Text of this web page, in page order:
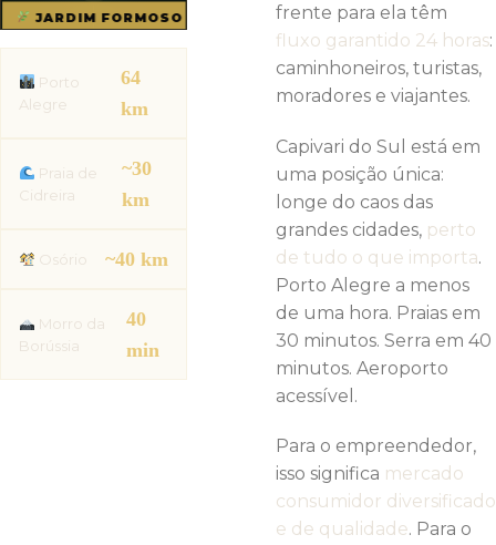
POA 64km
JARDIM FORMOSO
Porto
Alegre
64
km
Praia de
Cidreira
~30
km
Osório ~40 km
Morro da
Borússia
40
min
frente para ela têm
fluxo garantido 24 horas:
caminhoneiros, turistas,
moradores e viajantes.
Capivari do Sul está em
uma posição única:
longe do caos das
grandes cidades, perto
de tudo o que importa.
Porto Alegre a menos
de uma hora. Praias em
30 minutos. Serra em 40
minutos. Aeroporto
acessível.
Para o empreendedor,
isso significa mercado
consumidor diversificado
e de qualidade. Para o